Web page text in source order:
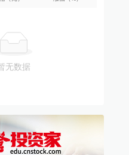
无数据